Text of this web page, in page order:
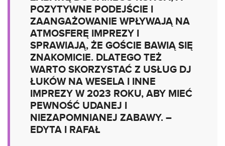
POZYTYWNE PODEJŚCIE I
ZAANGAŻOWANIE WPŁYWAJĄ NA
ATMOSFERĘ IMPREZY I
SPRAWIAJĄ, ŻE GOŚCIE BAWIĄ SIĘ
ZNAKOMICIE. DLATEGO TEŻ
WARTO SKORZYSTAĆ Z USŁUG DJ
ŁUKÓW NA WESELA I INNE
IMPREZY W 2023 ROKU, ABY MIEĆ
PEWNOŚĆ UDANEJ I
NIEZAPOMNIANEJ ZABAWY. –
EDYTA I RAFAŁ